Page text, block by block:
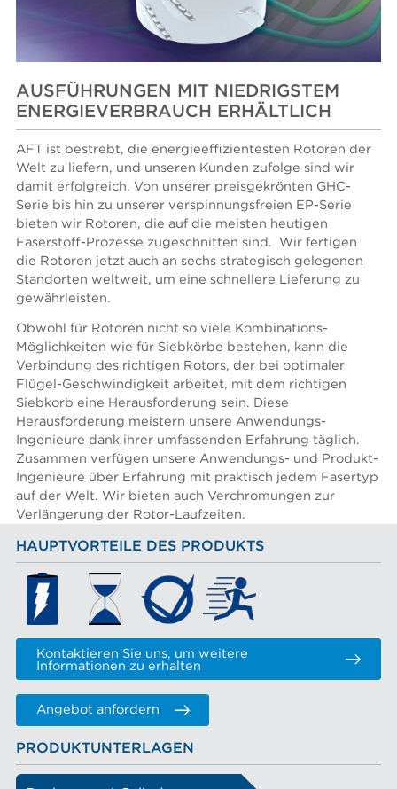
AUSFÜHRUNGEN MIT NIEDRIGSTEM
ENERGIEVERBRAUCH ERHÄLTLICH
AFT ist bestrebt, die energieeffizientesten Rotoren der
Welt zu liefern, und unseren Kunden zufolge sind wir
damit erfolgreich. Von unserer preisgekrönten GHC-
Serie bis hin zu unserer verspinnungsfreien EP-Serie
bieten wir Rotoren, die auf die meisten heutigen
Faserstoff-Prozesse zugeschnitten sind. Wir fertigen
die Rotoren jetzt auch an sechs strategisch gelegenen
Standorten weltweit, um eine schnellere Lieferung zu
gewährleisten.
Obwohl für Rotoren nicht so viele Kombinations-
Möglichkeiten wie für Siebkörbe bestehen, kann die
Verbindung des richtigen Rotors, der bei optimaler
Flügel-Geschwindigkeit arbeitet, mit dem richtigen
Siebkorb eine Herausforderung sein. Diese
Herausforderung meistern unsere Anwendungs-
Ingenieure dank ihrer umfassenden Erfahrung täglich.
Zusammen verfügen unsere Anwendungs- und Produkt-
Ingenieure über Erfahrung mit praktisch jedem Fasertyp
auf der Welt. Wir bieten auch Verchromungen zur
Verlängerung der Rotor-Laufzeiten.
HAUPTVORTEILE DES PRODUKTS
Kontaktieren Sie uns, um weitere
Informationen zu erhalten
Angebot anfordern
PRODUKTUNTERLAGEN